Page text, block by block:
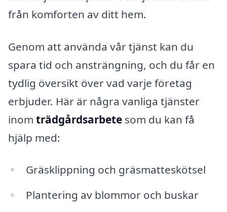
från komforten av ditt hem.
Genom att använda vår tjänst kan du
spara tid och ansträngning, och du får en
tydlig översikt över vad varje företag
erbjuder. Här är några vanliga tjänster
inom trädgårdsarbete som du kan få
hjälp med:
Gräsklippning och gräsmatteskötsel
Plantering av blommor och buskar